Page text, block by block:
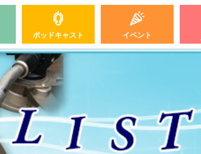
ポッドキャスト イベント